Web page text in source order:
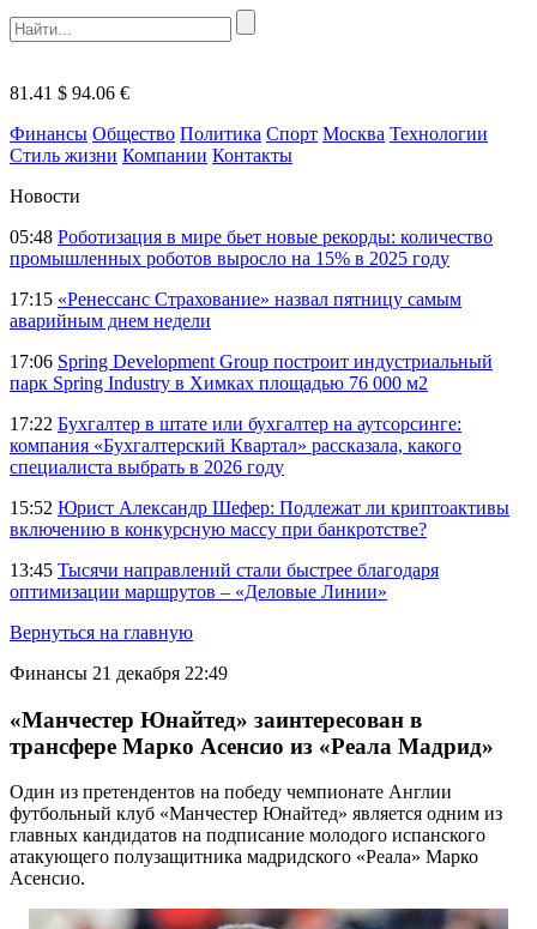
81.41 $ 94.06 €
Финансы Общество Политика Спорт Москва Технологии
Стиль жизни Компании Контакты
Новости
05:48 Роботизация в мире бьет новые рекорды: количество
промышленных роботов выросло на 15% в 2025 году
17:15 «Ренессанс Страхование» назвал пятницу самым
аварийным днем недели
17:06 Spring Development Group построит индустриальный
парк Spring Industry в Химках площадью 76 000 м2
17:22 Бухгалтер в штате или бухгалтер на аутсорсинге:
компания «Бухгалтерский Квартал» рассказала, какого
специалиста выбрать в 2026 году
15:52 Юрист Александр Шефер: Подлежат ли криптоактивы
включению в конкурсную массу при банкротстве?
13:45 Тысячи направлений стали быстрее благодаря
оптимизации маршрутов – «Деловые Линии»
Вернуться на главную
Финансы 21 декабря 22:49
«Манчестер Юнайтед» заинтересован в
трансфере Марко Асенсио из «Реала Мадрид»
Один из претендентов на победу чемпионате Англии
футбольный клуб «Манчестер Юнайтед» является одним из
главных кандидатов на подписание молодого испанского
атакующего полузащитника мадридского «Реала» Марко
Асенсио.